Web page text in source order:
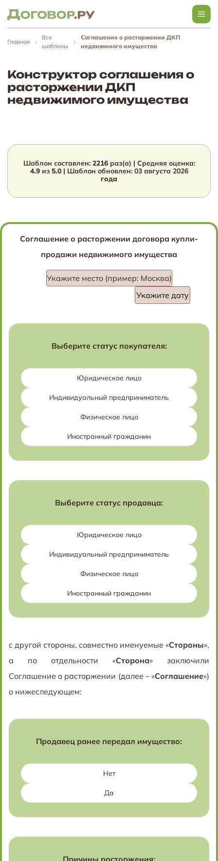
Главная
Все
шаблоны
Соглашение о расторжении ДКП
недвижимого имущества
Конструктор соглашения о
расторжении ДКП
недвижимого имущества
Шаблон составлен: 2216раз(а) | Средняя оценка:
4.9из 5.0| Шаблон обновлен: 03 августа 2026
года
Соглашение о расторжении договора купли-
продажи недвижимого имущества
Укажите место (пример: Москва)
Выберите статус покупателя:
Юридическое лицо
Индивидуальный предприниматель
Физическое лицо
Иностранный гражданин
Выберите статус продавца:
Юридическое лицо
Индивидуальный предприниматель
Физическое лицо
Иностранный гражданин
с другой стороны, совместно именуемые «Стороны»,
а по отдельности «Сторона» заключили
Соглашение о расторжении (далее – «Соглашение»)
о нижеследующем:
Продавец ранее передал имущество:
Нет
Да
Причины расторжения: